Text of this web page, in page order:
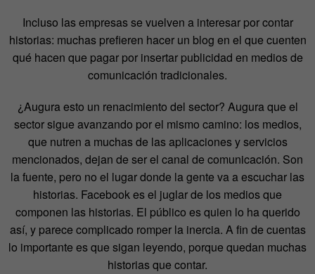
Incluso las empresas se vuelven a interesar por contar
historias: muchas prefieren hacer un blog en el que cuenten
qué hacen que pagar por insertar publicidad en medios de
comunicación tradicionales.
¿Augura esto un renacimiento del sector? Augura que el
sector sigue avanzando por el mismo camino: los medios,
que nutren a muchas de las aplicaciones y servicios
mencionados, dejan de ser el canal de comunicación. Son
la fuente, pero no el lugar donde la gente va a escuchar las
historias. Facebook es el juglar de los medios que
componen las historias. El público es quien lo ha querido
así, y parece complicado romper la inercia. A fin de cuentas
lo importante es que sigan leyendo, porque quedan muchas
historias que contar.